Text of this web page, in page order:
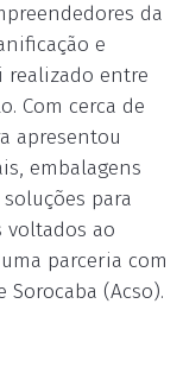
da
e
realizado entre
Com cerca de
apresentou
embalagens
para
voltados ao
parceria com
Sorocaba (Acso).